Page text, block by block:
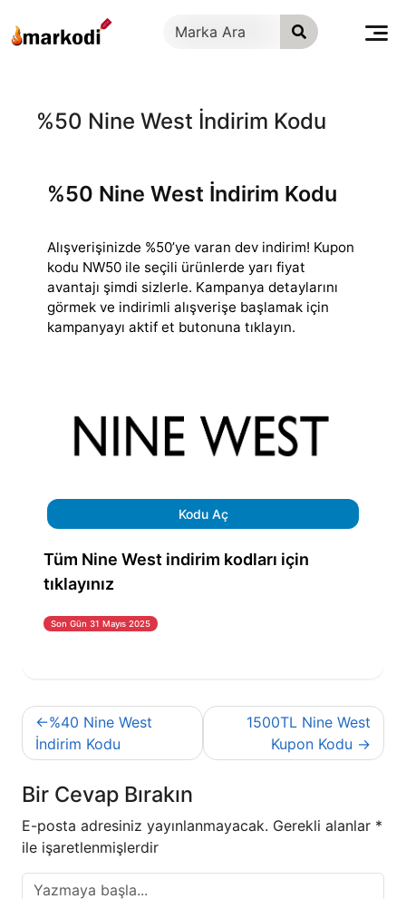
geç
%50 Nine West İndirim Kodu
%50 Nine West İndirim Kodu
Alışverişinizde %50’ye varan dev indirim! Kupon
kodu NW50 ile seçili ürünlerde yarı fiyat
avantajı şimdi sizlerle. Kampanya detaylarını
görmek ve indirimli alışverişe başlamak için
kampanyayı aktif et butonuna tıklayın.
Kodu Aç
Tüm Nine West indirim kodları için
tıklayınız
Son Gün 31 Mayıs 2025
Yazı
gezinmesi
%40 Nine West
İndirim Kodu
1500TL Nine West
Kupon Kodu
Bir Cevap Bırakın
E-posta adresiniz yayınlanmayacak. Gerekli alanlar *
ile işaretlenmişlerdir